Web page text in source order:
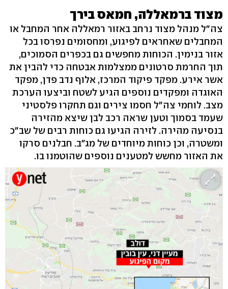
מצוד ברמאללה, חמאס בירך
צה"ל מנהל מצוד נרחב באזור רמאללה אחר המחבל או
המחבלים שאחראים לפיגוע, ומחסומים נפרסו בכל
אזור בנימין. הכוחות מחפשים גם בכפרים הסמוכים,
תוך החרמת סרטונים ממצלמות אבטחה כדי להבין את
אשר אירע. מפקד פיקוד המרכז, אלוף נדב פדן, מפקד
האוגדה ומפקדים נוספים הגיע לשטח וביצעו הערכת
מצב. לוחמי צה"ל חסמו צירים וגם תחקרו פלסטיני
שעמד בסמוך וטען שראה רכב לבן שיצא מהזירה
בנסיעה מהירה. לזירה הגיעו גם כוחות רבים של שב"כ
ומשטרה, וכן כוחות מיוחדים של מג"ב. חבלנים סרקו
את האזור מחשש למטענים נוספים שהוטמנו בו.